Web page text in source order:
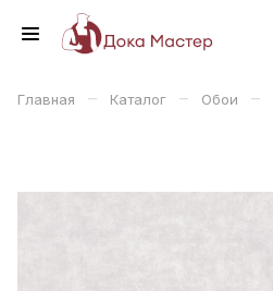
Главная – Каталог – Обои –